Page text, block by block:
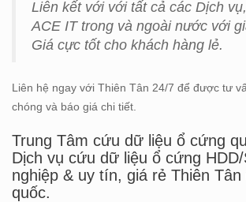
Liên kết với với tất cả các Dịch
ACE IT trong và ngoài nước với
Giá cực tốt cho khách hàng lẻ.
Liên hệ ngay với Thiên Tân 24/7 để được tư
chóng và báo giá chi tiết.
Trung Tâm cứu dữ liệu ổ cứng
Dịch vụ cứu dữ liệu ổ cứng
nghiệp & uy tín, giá rẻ Thiên Tân
quốc.